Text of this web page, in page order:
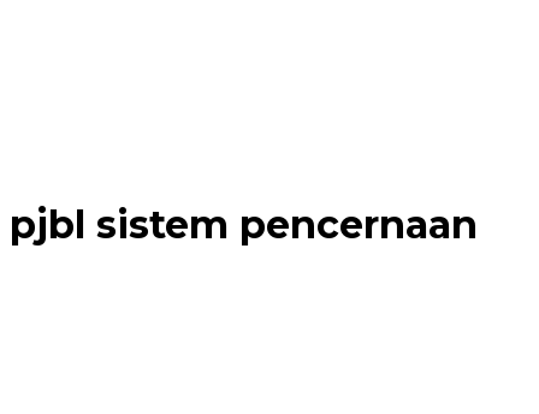
pjbl sistem pencernaan